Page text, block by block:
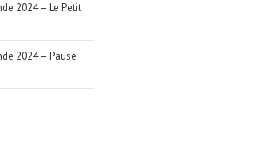
2024 – Le Petit
2024 – Pause